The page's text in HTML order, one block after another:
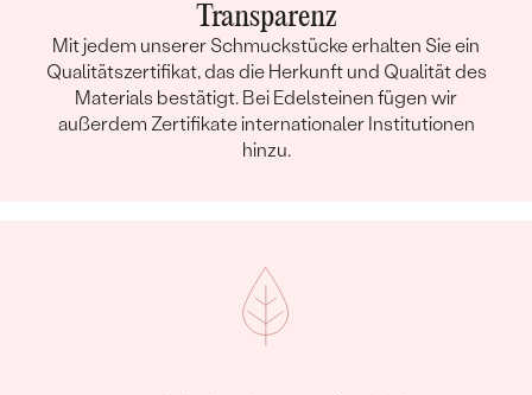
Transparenz
Mit jedem unserer Schmuckstücke erhalten Sie ein
Qualitätszertifikat, das die Herkunft und Qualität des
Materials bestätigt. Bei Edelsteinen fügen wir
außerdem Zertifikate internationaler Institutionen
hinzu.